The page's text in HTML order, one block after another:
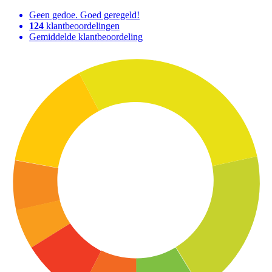
Geen gedoe. Goed geregeld!
124 klantbeoordelingen
Gemiddelde klantbeoordeling